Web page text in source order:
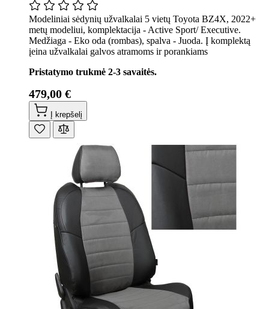
Modeliniai sėdynių užvalkalai 5 vietų Toyota BZ4X, 2022+
metų modeliui, komplektacija - Active Sport/ Executive.
Medžiaga - Eko oda (rombas), spalva - Juoda. Į komplektą
įeina užvalkalai galvos atramoms ir porankiams
Pristatymo trukmė 2-3 savaitės.
479,00 €
Į krepšelį